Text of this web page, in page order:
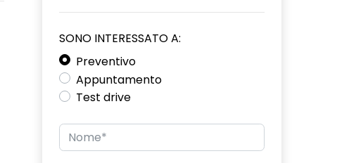
SONO INTERESSATO A:
Preventivo
Appuntamento
Test drive